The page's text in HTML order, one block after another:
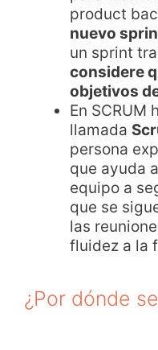
product
nuevo
un sprint
considere
objetivos
En SCRUM
llamada
persona
que ayuda
equipo a
que se
las
fluidez a la
¿Por dónde